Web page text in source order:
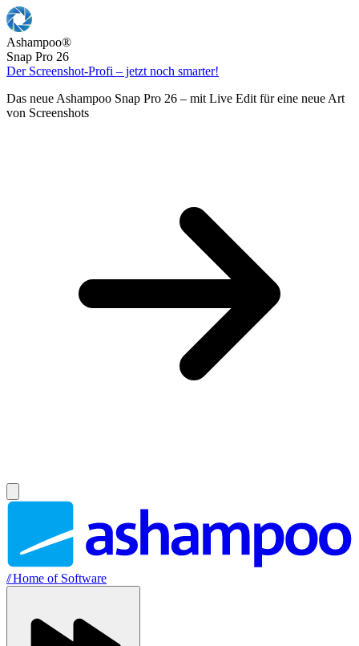
Ashampoo®
Snap Pro 26
Der Screenshot-Profi – jetzt noch smarter!
Das neue Ashampoo Snap Pro 26 – mit Live Edit für eine neue Art
von Screenshots
//Home of Software